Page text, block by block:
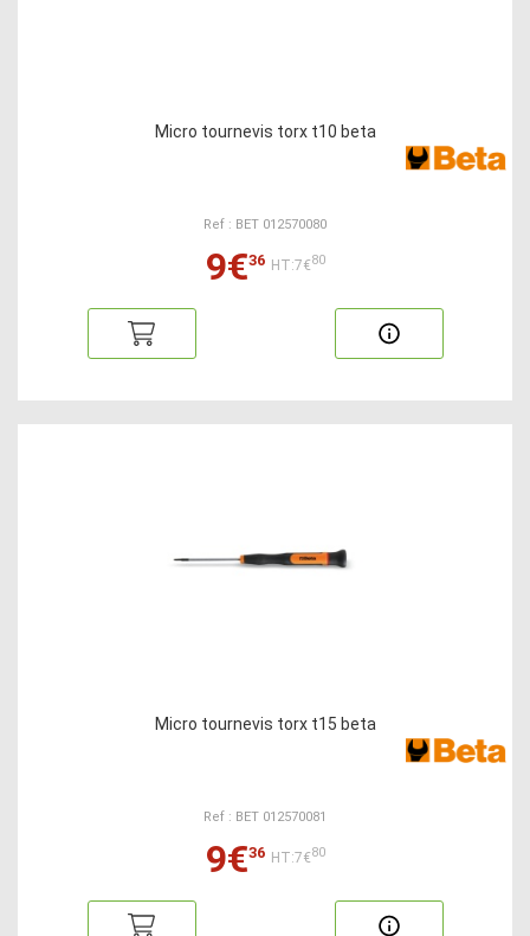
Micro tournevis torx t10 beta
Ref : BET 012570080
9€36 HT:7€80
Micro tournevis torx t15 beta
Ref : BET 012570081
9€36 HT:7€80